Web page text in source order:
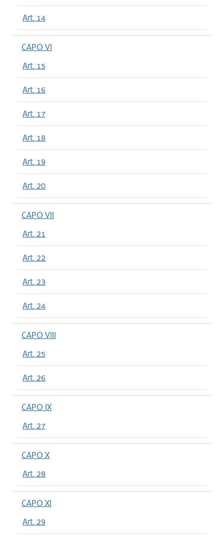
Art. 14
CAPO VI
Art. 15
Art. 16
Art. 17
Art. 18
Art. 19
Art. 20
CAPO VII
Art. 21
Art. 22
Art. 23
Art. 24
CAPO VIII
Art. 25
Art. 26
CAPO IX
Art. 27
CAPO X
Art. 28
CAPO XI
Art. 29